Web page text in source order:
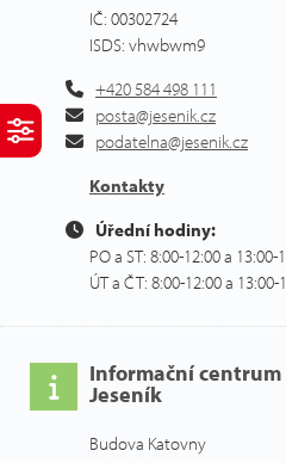
IČ: 00302724
ISDS: vhwbwm9
+420 584 498 111
posta@jesenik.cz
podatelna@jesenik.cz
Kontakty
Úřední hodiny:
PO a ST: 8:00-12:00 a 13:00-
ÚT a ČT: 8:00-12:00 a 13:00-
Informační centrum
Jeseník
Budova Katovny